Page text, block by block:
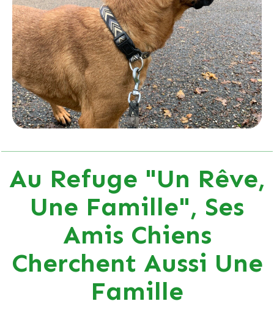
Au Refuge "Un Rêve,
Une Famille", Ses
Amis Chiens
Cherchent Aussi Une
Famille